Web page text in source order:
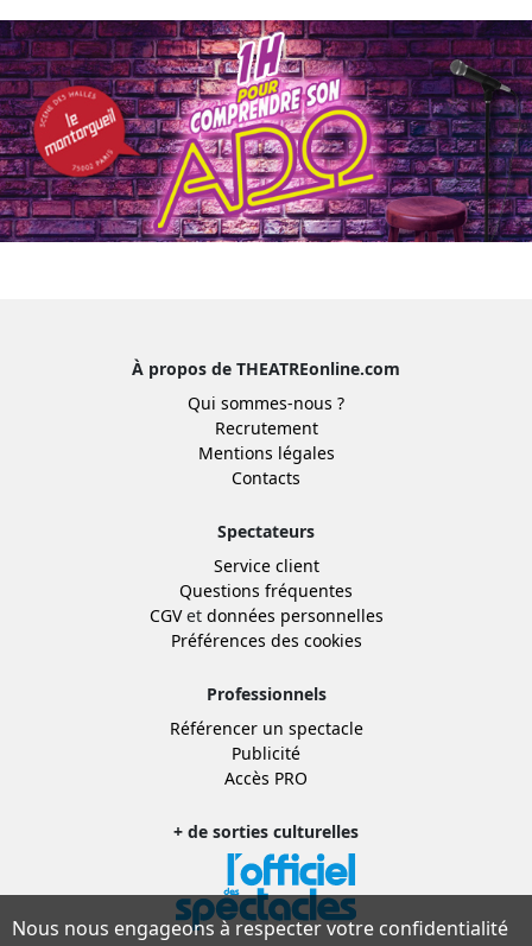
À propos de THEATREonline.com
Qui sommes-nous ?
Recrutement
Mentions légales
Contacts
Spectateurs
Service client
Questions fréquentes
CGVet données personnelles
Préférences des cookies
Professionnels
Référencer un spectacle
Publicité
Accès PRO
+ de sorties culturelles
Nous nous engageons à respecter votre confidentialité